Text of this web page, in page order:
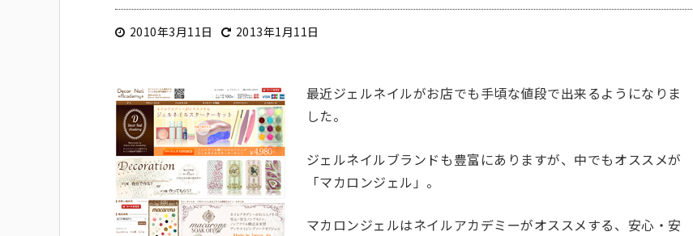
2010年3月11日 2013年1月11日
最近ジェルネイルがお店でも手頃な値段で出来るようになりま
した。
ジェルネイルブランドも豊富にありますが、中でもオススメが
「マカロンジェル」。
マカロンジェルはネイルアカデミーがオススメする、安心・安